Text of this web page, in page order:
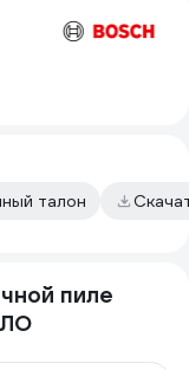
талон
пиле